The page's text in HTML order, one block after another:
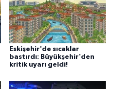
Eskişehir'de sıcaklar
bastırdı: Büyükşehir'den
kritik uyarı geldi!